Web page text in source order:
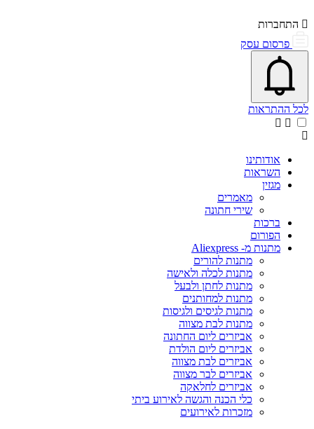
התחברות
פרסום עסק
פתיחת\סגירת מרכז התראות
אייקון פעמון
לכל ההתראות
אודותינו
השראות
מגזין
מאמרים
שירי חתונה
ברכות
הפורום
מתנות מ- Aliexpress
מתנות להורים
מתנות לכלה ולאישה
מתנות לחתן ולבעל
מתנות למחותנים
מתנות לגיסים ולגיסות
מתנות לבת מצווה
אביזרים ליום החתונה
אביזרים ליום הולדת
אביזרים לבת מצווה
אביזרים לבר מצווה
אביזרים לחלאקה
כלי הכנה והגשה לאירוע ביתי
מזכרות לאירועים